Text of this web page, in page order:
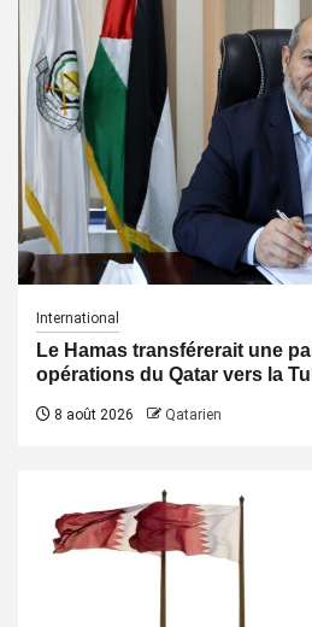
International
Le Hamas transférerait une
opérations du Qatar vers la
8 août 2026 Qatarien